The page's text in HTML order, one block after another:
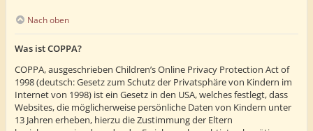
Nach oben
Was ist COPPA?
COPPA, ausgeschrieben Children’s Online Privacy Protection Act of
1998 (deutsch: Gesetz zum Schutz der Privatsphäre von Kindern im
Internet von 1998) ist ein Gesetz in den USA, welches festlegt, dass
Websites, die möglicherweise persönliche Daten von Kindern unter
13 Jahren erheben, hierzu die Zustimmung der Eltern